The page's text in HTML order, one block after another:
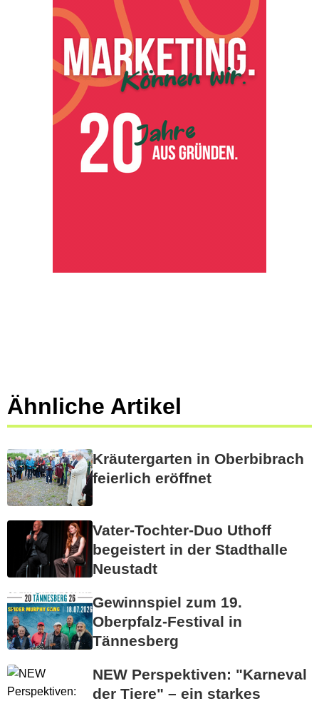
Ähnliche Artikel
Kräutergarten in Oberbibrach
feierlich eröffnet
Vater-Tochter-Duo Uthoff
begeistert in der Stadthalle
Neustadt
Gewinnspiel zum 19.
Oberpfalz-Festival in
Tännesberg
NEW Perspektiven: "Karneval
der Tiere" – ein starkes